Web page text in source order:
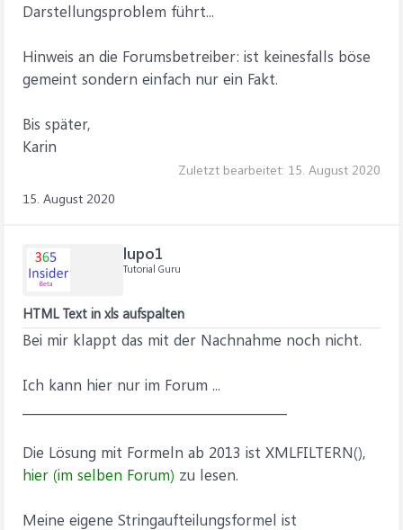
Darstellungsproblem führt...
Hinweis an die Forumsbetreiber: ist keinesfalls böse
gemeint sondern einfach nur ein Fakt.
Bis später,
Karin
Zuletzt bearbeitet: 15. August 2020
15. August 2020
lupo1
Tutorial Guru
HTML Text in xls aufspalten
Bei mir klappt das mit der Nachnahme noch nicht.
Ich kann hier nur im Forum ...
Die Lösung mit Formeln ab 2013 ist XMLFILTERN(),
hier (im selben Forum) zu lesen.
Meine eigene Stringaufteilungsformel ist